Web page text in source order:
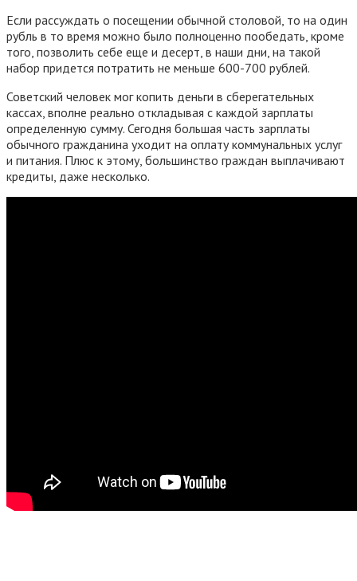
Если рассуждать о посещении обычной столовой, то на один
рубль в то время можно было полноценно пообедать, кроме
того, позволить себе еще и десерт, в наши дни, на такой
набор придется потратить не меньше 600-700 рублей.
Советский человек мог копить деньги в сберегательных
кассах, вполне реально откладывая с каждой зарплаты
определенную сумму. Сегодня большая часть зарплаты
обычного гражданина уходит на оплату коммунальных услуг
и питания. Плюс к этому, большинство граждан выплачивают
кредиты, даже несколько.